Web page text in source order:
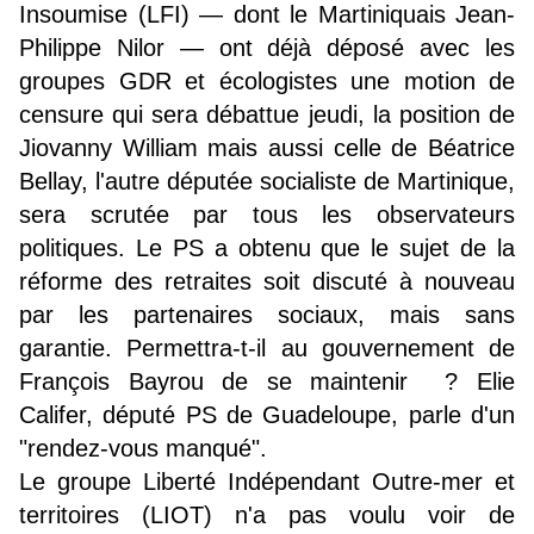
Insoumise (LFI) — dont le Martiniquais Jean-
Philippe Nilor — ont déjà déposé avec les
groupes GDR et écologistes une motion de
censure qui sera débattue jeudi, la position de
Jiovanny William mais aussi celle de Béatrice
Bellay, l'autre députée socialiste de Martinique,
sera scrutée par tous les observateurs
politiques. Le PS a obtenu que le sujet de la
réforme des retraites soit discuté à nouveau
par les partenaires sociaux, mais sans
garantie. Permettra-t-il au gouvernement de
François Bayrou de se maintenir ? Elie
Califer, député PS de Guadeloupe, parle d'un
"rendez-vous manqué".
Le groupe Liberté Indépendant Outre-mer et
territoires (LIOT) n'a pas voulu voir de